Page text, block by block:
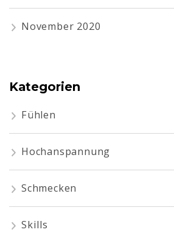
November 2020
Kategorien
Fühlen
Hochanspannung
Schmecken
Skills